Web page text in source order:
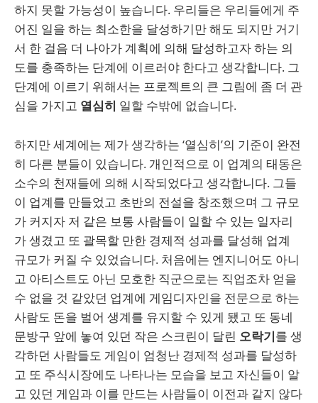
하지 못할 가능성이 높습니다. 우리들은 우리들에게 주
어진 일을 하는 최소한을 달성하기만 해도 되지만 거기
서 한 걸음 더 나아가 계획에 의해 달성하고자 하는 의
도를 충족하는 단계에 이르러야 한다고 생각합니다. 그
단계에 이르기 위해서는 프로젝트의 큰 그림에 좀 더 관
심을 가지고 열심히 일할 수밖에 없습니다.
하지만 세계에는 제가 생각하는 ‘열심히’의 기준이 완전
히 다른 분들이 있습니다. 개인적으로 이 업계의 태동은
소수의 천재들에 의해 시작되었다고 생각합니다. 그들
이 업계를 만들었고 초반의 전설을 창조했으며 그 규모
가 커지자 저 같은 보통 사람들이 일할 수 있는 일자리
가 생겼고 또 괄목할 만한 경제적 성과를 달성해 업계
규모가 커질 수 있었습니다. 처음에는 엔지니어도 아니
고 아티스트도 아닌 모호한 직군으로는 직업조차 얻을
수 없을 것 같았던 업계에 게임디자인을 전문으로 하는
사람도 돈을 벌어 생계를 유지할 수 있게 됐고 또 동네
문방구 앞에 놓여 있던 작은 스크린이 달린 오락기를 생
각하던 사람들도 게임이 엄청난 경제적 성과를 달성하
고 또 주식시장에도 나타나는 모습을 보고 자신들이 알
고 있던 게임과 이를 만드는 사람들이 이전과 같지 않다